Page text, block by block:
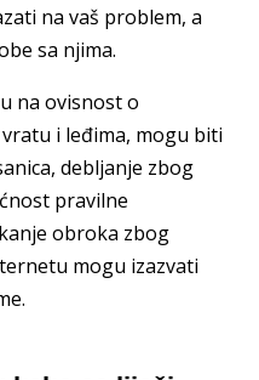
na vaš problem, a
sa njima.
na ovisnost o
i leđima, mogu biti
debljanje zbog
pravilne
obroka zbog
mogu izazvati